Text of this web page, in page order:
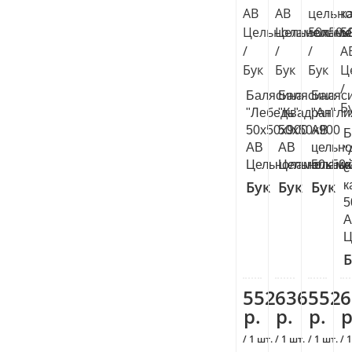
Балясина
"Лебедь"
50х50х900
АВ
Бук
552
р.
/ 1 шт.
Балясина
"Квадрат"
50х50х900
АВ
Бук
636
р.
/ 1 шт.
АВ
Бук
552
р.
/ 1 шт.
с
/